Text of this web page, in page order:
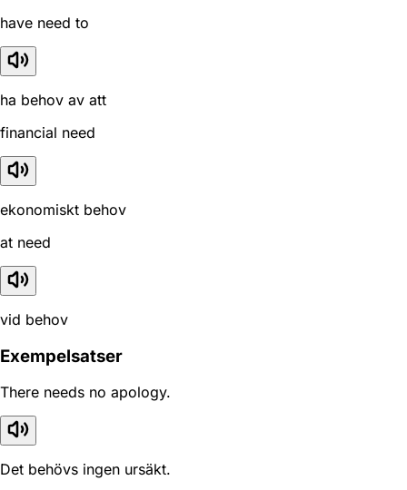
have need to
ha behov av att
financial need
ekonomiskt behov
at need
vid behov
Exempelsatser
There needs no apology.
Det behövs ingen ursäkt.